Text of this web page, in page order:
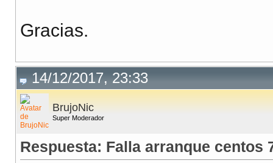
Gracias.
14/12/2017, 23:33
BrujoNic
Super Moderador
Respuesta: Falla arranque centos